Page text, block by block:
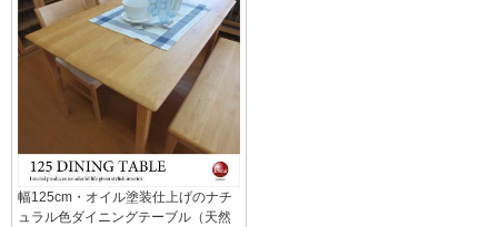
幅125cm・オイル塗装仕上げのナチ
ュラル色ダイニングテーブル（天然